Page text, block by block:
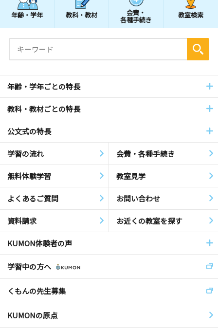
年齢・学年 教科・教材 会費・
各種手続き
教室検索
年齢・学年ごとの特長
教科・教材ごとの特長
公文式の特長
学習の流れ 会費・各種手続き
無料体験学習 教室見学
よくあるご質問 お問い合わせ
資料請求 お近くの教室を探す
KUMON体験者の声
学習中の方へ
くもんの先生募集
KUMONの原点